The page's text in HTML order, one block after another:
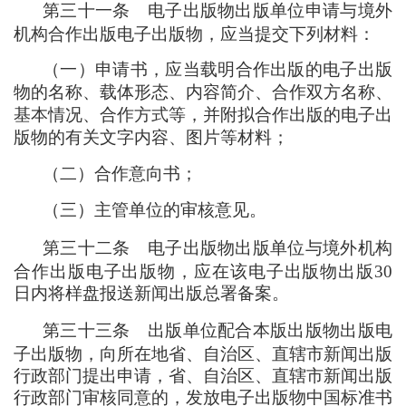
第三十一条 电子出版物出版单位申请与境外
机构合作出版电子出版物 ， 应当提交下列材料 ：
（一 ） 申请书 ， 应当载明合作出版的电子出版
物的名称、载体形态、内容简介、合作双方名称、
基本情况、合作方式等 ， 并附拟合作出版的电子出
版物的有关文字内容、图片等材料 ；
（二） 合作意向书 ；
（三） 主管单位的审核意见。
第三十二条 电子出版物出版单位与境外机构
合作出版电子出版物 ， 应在该电子出版物出版30
日内将样盘报送新闻出版总署备案。
第三十三条 出版单位配合本版出版物出版电
子出版物 ， 向所在地省、自治区、直辖市新闻出版
行政部门提出申请 ， 省、自治区、直辖市新闻出版
行政部门审核同意的 ， 发放电子出版物中国标准书